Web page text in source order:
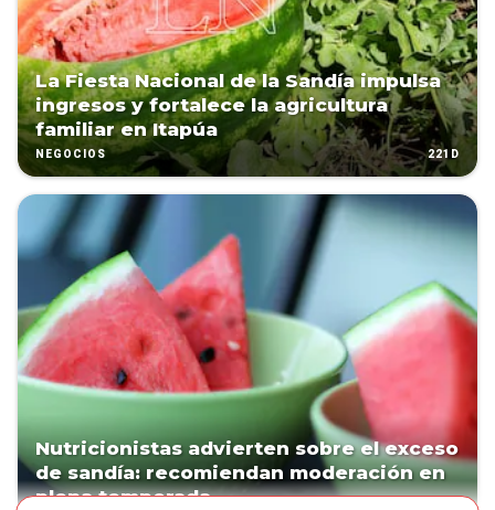
La Fiesta Nacional de la Sandía impulsa
ingresos y fortalece la agricultura
familiar en Itapúa
NEGOCIOS 221D
Nutricionistas advierten sobre el exceso
de sandía: recomiendan moderación en
plena temporada